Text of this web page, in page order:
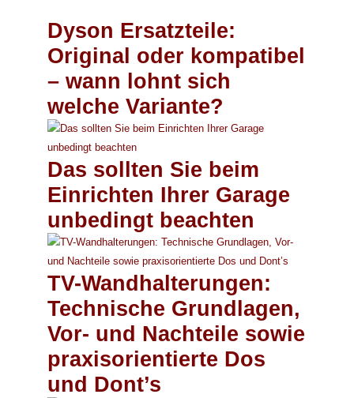
Dyson Ersatzteile:
Original oder kompatibel
– wann lohnt sich
welche Variante?
Das sollten Sie beim
Einrichten Ihrer Garage
unbedingt beachten
TV-Wandhalterungen:
Technische Grundlagen,
Vor- und Nachteile sowie
praxisorientierte Dos
und Dont’s